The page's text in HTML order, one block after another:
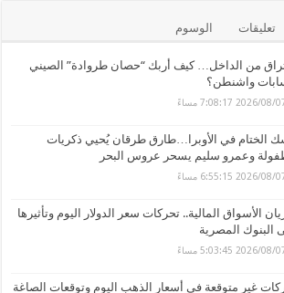
تعليقات الوسوم
من الداخل… كيف أربك “حصان طروادة” الصيني
واشنطن؟
08/07 7:08:17 مساءً
الختام في الأوبرا…طارق طرقان يُحيي ذكريات
وعمرو سليم يسحر عروس البحر
08/07 6:55:15 مساءً
الأسواق المالية.. تحركات سعر الدولار اليوم وتأثيرها
البنوك المصرية
08/07 5:03:45 مساءً
غير متوقعة في أسعار الذهب اليوم وتوقعات الصاغة